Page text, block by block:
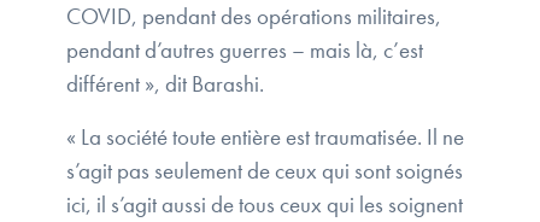
COVID, pendant des opérations militaires,
pendant d’autres guerres – mais là, c’est
différent », dit Barashi.
« La société toute entière est traumatisée. Il ne
s’agit pas seulement de ceux qui sont soignés
ici, il s’agit aussi de tous ceux qui les soignent